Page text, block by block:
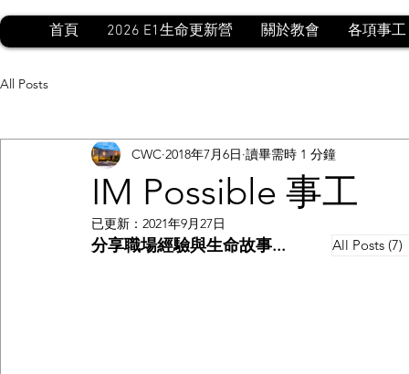
首頁 2026 E1生命更新營 關於教會 各項事工
All Posts
IM Possible 事工
CWC 2018年7月6日 讀畢需時 1 分鐘
已更新： 2021年9月27日
分享職場經驗與生命故事... All Posts (7)